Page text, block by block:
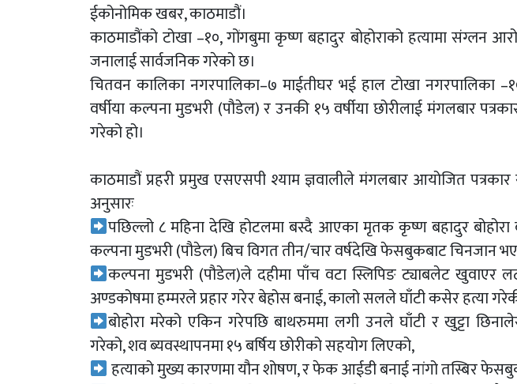
ईकोनोमिक खबर, काठमाडौं।
काठमाडौंको टोखा –१०, गोंगबुमा कृष्ण बहादुर बोहोराको हत्यामा संग्लन
जनालाई सार्वजनिक गरेको छ।
चितवन कालिका नगरपालिका–७ माईतीघर भई हाल टोखा नगरपालिका
वर्षीया कल्पना मुडभरी (पौडेल) र उनकी १५ वर्षीया छोरीलाई मंगलबार
गरेको हो।
काठमाडौं प्रहरी प्रमुख एसएसपी श्याम ज्ञवालीले मंगलबार आयोजित
अनुसारः
पछिल्लो ८ महिना देखि होटलमा बस्दै आएका मृतक कृष्ण बहादुर बोहोरा
कल्पना मुडभरी (पौडेल) बिच विगत तीन/चार वर्षदेखि फेसबुकबाट चिनजान
कल्पना मुडभरी (पौडेल)ले दहीमा पाँच वटा स्लिपिङ ट्याबलेट खुवाएर
अण्डकोषमा हम्मरले प्रहार गरेर बेहोस बनाई, कालो सलले घाँटी कसेर हत्या
बोहोरा मरेको एकिन गरेपछि बाथरुममा लगी उनले घाँटी र खुट्टा
गरेको, शव ब्यवस्थापनमा १५ बर्षिय छोरीको सहयोग लिएको,
हत्याको मुख्य कारणमा यौन शोषण, र फेक आईडी बनाई नांगो तस्बिर